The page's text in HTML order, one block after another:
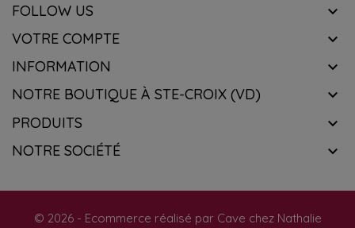
FOLLOW US 
VOTRE COMPTE 
INFORMATION 
NOTRE BOUTIQUE À STE-CROIX (VD) 
PRODUITS 
NOTRE SOCIÉTÉ 
© 2026 - Ecommerce réalisé par Cave chez Nathalie